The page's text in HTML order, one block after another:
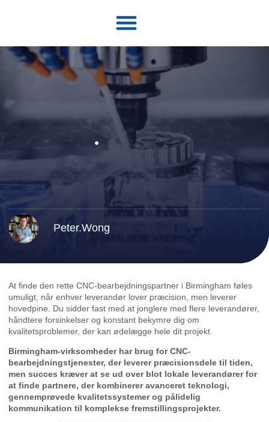
Peter.Wong
At finde den rette CNC-bearbejdningspartner i Birmingham føles
umuligt, når enhver leverandør lover præcision, men leverer
hovedpine. Du sidder fast med at jonglere med flere leverandører,
håndtere forsinkelser og konstant bekymre dig om
kvalitetsproblemer, der kan ødelægge hele dit projekt.
Birmingham-virksomheder har brug for CNC-
bearbejdningstjenester, der leverer præcisionsdele til tiden,
men succes kræver at se ud over blot lokale leverandører for
at finde partnere, der kombinerer avanceret teknologi,
gennemprøvede kvalitetssystemer og pålidelig
kommunikation til komplekse fremstillingsprojekter.